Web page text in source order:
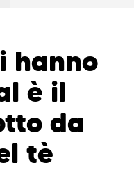
hanno
è il
da
tè